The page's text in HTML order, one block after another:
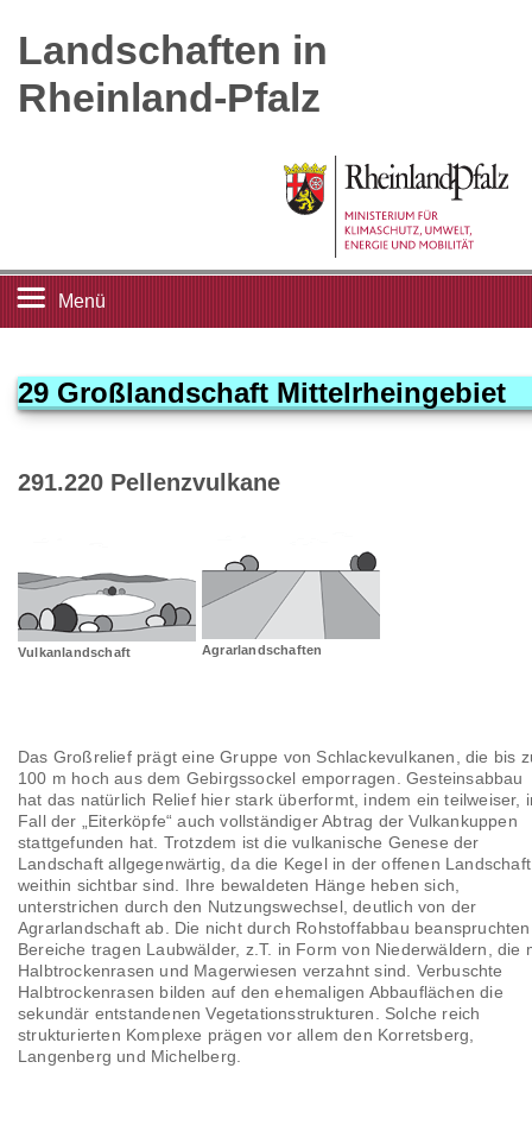
Landschaften in
Rheinland-Pfalz
Menü
Landschaftsleitbilder
Großlandschaften
Glossar
29 Großlandschaft Mittelrheingebiet
291.220 Pellenzvulkane
Vulkanlandschaft Agrarlandschaften
Das Großrelief prägt eine Gruppe von Schlackevulkanen, die bis
100 m hoch aus dem Gebirgssockel emporragen. Gesteinsabbau
hat das natürlich Relief hier stark überformt, indem ein teilweiser,
Fall der „Eiterköpfe“ auch vollständiger Abtrag der Vulkankuppen
stattgefunden hat. Trotzdem ist die vulkanische Genese der
Landschaft allgegenwärtig, da die Kegel in der offenen Landschaft
weithin sichtbar sind. Ihre bewaldeten Hänge heben sich,
unterstrichen durch den Nutzungswechsel, deutlich von der
Agrarlandschaft ab. Die nicht durch Rohstoffabbau beanspruchten
Bereiche tragen Laubwälder, z.T. in Form von Niederwäldern, die
Halbtrockenrasen und Magerwiesen verzahnt sind. Verbuschte
Halbtrockenrasen bilden auf den ehemaligen Abbauflächen die
sekundär entstandenen Vegetationsstrukturen. Solche reich
strukturierten Komplexe prägen vor allem den Korretsberg,
Langenberg und Michelberg.